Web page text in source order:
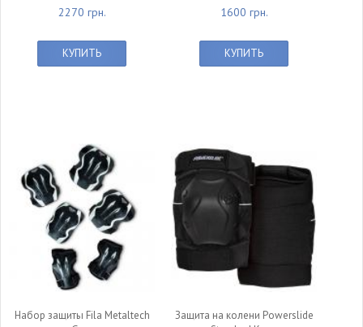
2270 грн.
КУПИТЬ
1600 грн.
КУПИТЬ
Набор защиты Fila Metaltech
Защита на колени Powerslide